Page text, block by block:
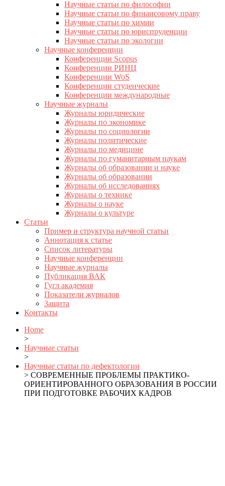
Научные статьи по философии
Научные статьи по финансовому праву
Научные статьи по химии
Научные статьи по юриспруденции
Научные статьи по экологии
Научные конференции
Конференции Scopus
Конференции РИНЦ
Конференции WoS
Конференции студенческие
Конференции международные
Научные журналы
Журналы юридические
Журналы по экономике
Журналы по социологии
Журналы политические
Журналы по медицине
Журналы по гуманитарным наукам
Журналы об образовании и науке
Журналы об образовании
Журналы об исследованиях
Журналы о технике
Журналы о науке
Журналы о культуре
Статьи
Пример и структура научной статьи
Аннотация к статье
Список литературы
Научные конференции
Научные журналы
Публикация ВАК
Гугл академия
Показатели журналов
Защита
Контакты
Home
>
Научные статьи
>
Научные статьи по дефектологии
> СОВРЕМЕННЫЕ ПРОБЛЕМЫ ПРАКТИКО-
ОРИЕНТИРОВАННОГО ОБРАЗОВАНИЯ В РОССИИ
ПРИ ПОДГОТОВКЕ РАБОЧИХ КАДРОВ